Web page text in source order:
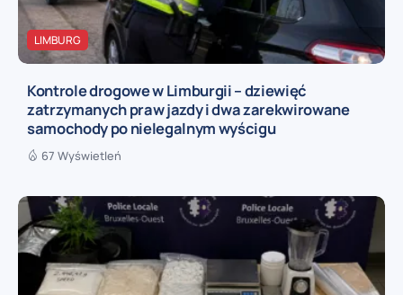
LIMBURG
Kontrole drogowe w Limburgii – dziewięć
zatrzymanych praw jazdy i dwa zarekwirowane
samochody po nielegalnym wyścigu
67 Wyświetleń